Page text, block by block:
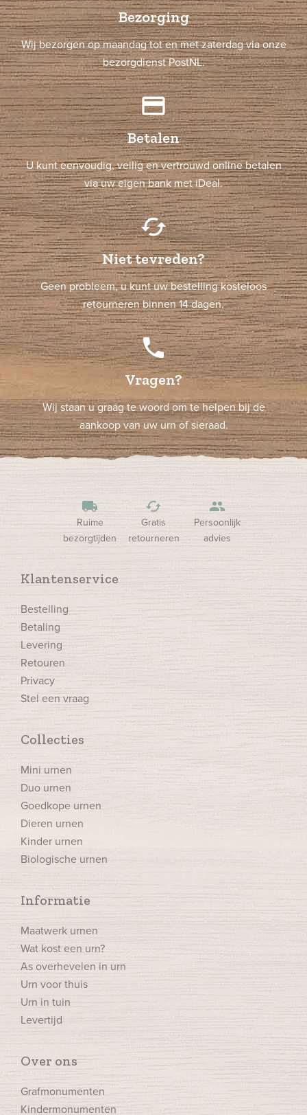
Bezorging
Wij bezorgen op maandag tot en met zaterdag via onze
bezorgdienst PostNL.
credit_card
Betalen
U kunt eenvoudig, veilig en vertrouwd online betalen
via uw eigen bank met iDeal.
cached
Niet tevreden?
Geen probleem, u kunt uw bestelling kosteloos
retourneren binnen 14 dagen.
phone
Vragen?
Wij staan u graag te woord om te helpen bij de
aankoop van uw urn of sieraad.
local_shipping
Ruime
bezorgtijden
cached
Gratis
retourneren
people
Persoonlijk
advies
Klantenservice
Bestelling
Betaling
Levering
Retouren
Privacy
Stel een vraag
Collecties
Mini urnen
Duo urnen
Goedkope urnen
Dieren urnen
Kinder urnen
Biologische urnen
Informatie
Maatwerk urnen
Wat kost een urn?
As overhevelen in urn
Urn voor thuis
Urn in tuin
Levertijd
Over ons
Grafmonumenten
Kindermonumenten